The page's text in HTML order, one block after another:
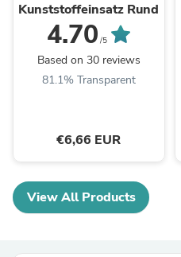
Kunststoffeinsatz Rund
4.70 /5
Based on 30 reviews
81.1% Transparent
€6,66 EUR
View All Products